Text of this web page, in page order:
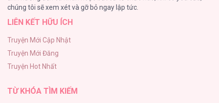
Kiếp Này Ta Sẽ Trở Thành Gia Chủ
Mùa Xuân Hoa Nở
103
chúng tôi sẽ xem xét và gỡ bỏ ngay lập tức.
LIÊN KẾT HỮU ÍCH
Truyện Mới Cập Nhật
Truyện Mới Đăng
Truyện Hot Nhất
TỪ KHÓA TÌM KIẾM